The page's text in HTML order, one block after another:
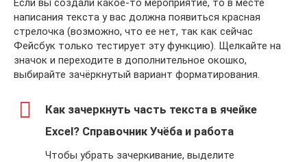
написания текста у вас должна появиться красная
стрелочка (возможно, что ее нет, так как сейчас
Фейсбук только тестирует эту функцию). Щелкайте на
значок и переходите в дополнительное окошко,
выбирайте зачёркнутый вариант форматирования.
Как зачеркнуть часть текста в ячейке
Excel? Справочник Учёба и работа
Чтобы убрать зачеркивание, выделите